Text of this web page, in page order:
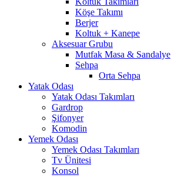
Köşe Takımı
Berjer
Koltuk + Kanepe
Aksesuar Grubu
Mutfak Masa & Sandalye
Sehpa
Orta Sehpa
Yatak Odası
Yatak Odası Takımları
Gardrop
Şifonyer
Komodin
Yemek Odası
Yemek Odası Takımları
Tv Ünitesi
Konsol